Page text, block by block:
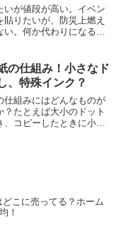
いが値段が高い。イベン
貼りたいが、防災上燃え
。何か代わりになる方
のがあります。ある程度
品になるでしょう。
の仕組み！小さなド
、特殊インク？
仕組みにはどんなものが
？たとえば大小のドット
コピーしたときに小さ
どこに売ってる？ホーム
！